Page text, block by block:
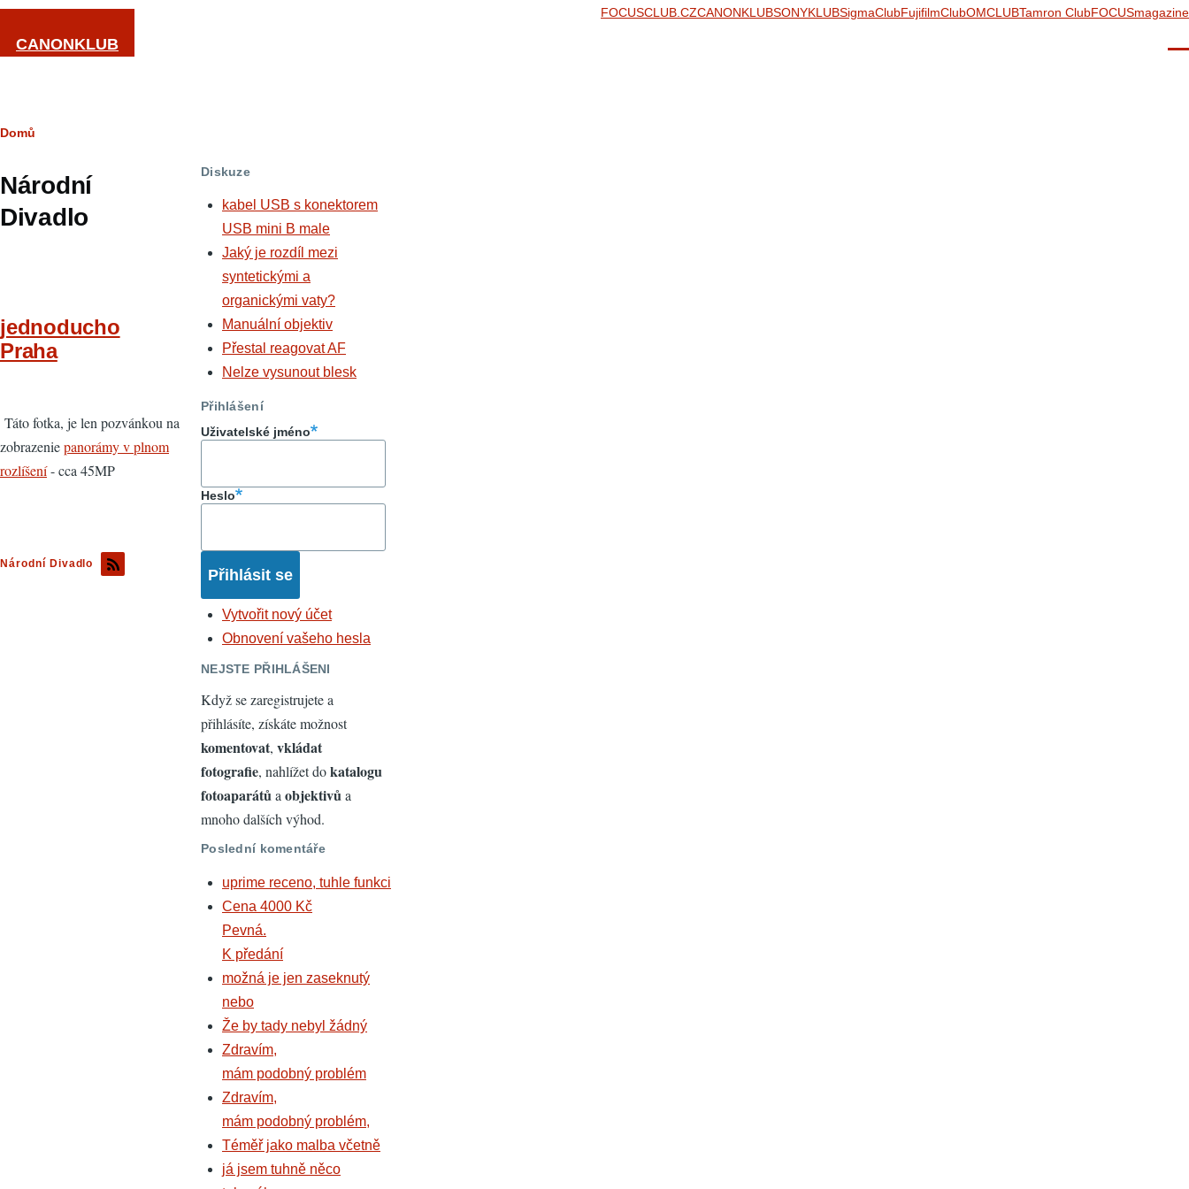
Přejít k hlavnímu obsahu
CANONKLUB
FOCUSCLUB.CZCANONKLUBSONYKLUBSigmaClubFujifilmClubOMCLUBTamron ClubFOCUSmagazine
Drobečková
navigace
Domů
Národní
Divadlo
jednoducho
Praha
Táto fotka, je len pozvánkou na
zobrazeniepanorámy v plnom
rozlíšení- cca 45MP
Národní Divadlo
Diskuze
kabel USB s konektorem
USB mini B male
Jaký je rozdíl mezi
syntetickými a
organickými vaty?
Manuální objektiv
Přestal reagovat AF
Nelze vysunout blesk
Přihlášení
Uživatelské jméno
Heslo
Vytvořit nový účet
Obnovení vašeho hesla
NEJSTE PŘIHLÁŠENI
Když se zaregistrujete a
přihlásíte, získáte možnost
komentovat, vkládat
fotografie, nahlížet dokatalogu
fotoaparátůa objektivůa
mnoho dalších výhod.
Poslední komentáře
uprime receno, tuhle funkci
Cena 4000 Kč
Pevná.
K předání
možná je jen zaseknutý
nebo
Že by tady nebyl žádný
Zdravím,
mám podobný problém
Zdravím,
mám podobný problém,
Téměř jako malba včetně
já jsem tuhně něco